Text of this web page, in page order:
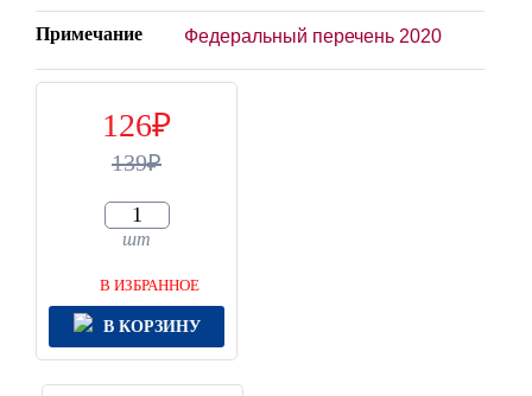
Примечание Федеральный перечень 2020
126
139
шт
В ИЗБРАННОЕ
В КОРЗИНУ